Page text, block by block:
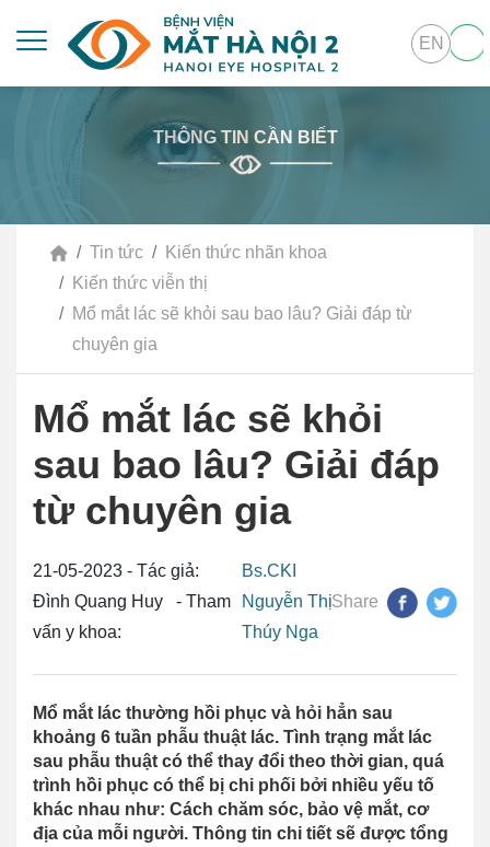
EN
THÔNG TIN CẦN BIẾT
Tin tức
Kiến thức nhãn khoa
Kiến thức viễn thị
Mổ mắt lác sẽ khỏi sau bao lâu? Giải đáp từ
chuyên gia
Mổ mắt lác sẽ khỏi
sau bao lâu? Giải đáp
từ chuyên gia
21-05-2023 - Tác giả:
Đình Quang Huy - Tham
vấn y khoa:
Bs.CKI
Nguyễn Thị
Thúy Nga
Share
Mổ mắt lác thường hồi phục và hỏi hẳn sau
khoảng 6 tuần phẫu thuật lác. Tình trạng mắt lác
sau phẫu thuật có thể thay đổi theo thời gian, quá
trình hồi phục có thể bị chi phối bởi nhiều yếu tố
khác nhau như: Cách chăm sóc, bảo vệ mắt, cơ
địa của mỗi người. Thông tin chi tiết sẽ được tổng